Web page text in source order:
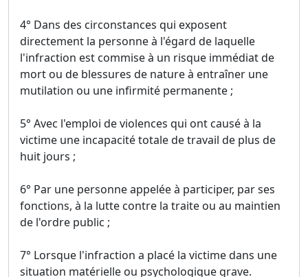
4° Dans des circonstances qui exposent
directement la personne à l'égard de laquelle
l'infraction est commise à un risque immédiat de
mort ou de blessures de nature à entraîner une
mutilation ou une infirmité permanente ;
5° Avec l'emploi de violences qui ont causé à la
victime une incapacité totale de travail de plus de
huit jours ;
6° Par une personne appelée à participer, par ses
fonctions, à la lutte contre la traite ou au maintien
de l'ordre public ;
7° Lorsque l'infraction a placé la victime dans une
situation matérielle ou psychologique grave.